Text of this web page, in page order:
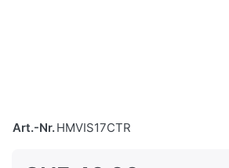
Art.-Nr.HMVIS17CTR